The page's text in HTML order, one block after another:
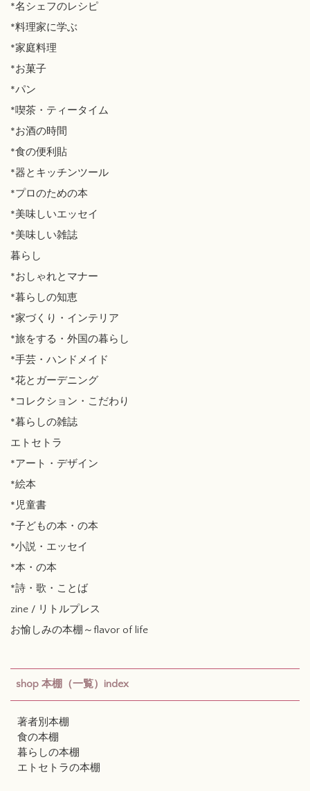
*名シェフのレシピ
*料理家に学ぶ
*家庭料理
*お菓子
*パン
*喫茶・ティータイム
*お酒の時間
*食の便利貼
*器とキッチンツール
*プロのための本
*美味しいエッセイ
*美味しい雑誌
暮らし
*おしゃれとマナー
*暮らしの知恵
*家づくり・インテリア
*旅をする・外国の暮らし
*手芸・ハンドメイド
*花とガーデニング
*コレクション・こだわり
*暮らしの雑誌
エトセトラ
*アート・デザイン
*絵本
*児童書
*子どもの本・の本
*小説・エッセイ
*本・の本
*詩・歌・ことば
zine / リトルプレス
お愉しみの本棚～flavor of life
shop 本棚（一覧）index
著者別本棚
食の本棚
暮らしの本棚
エトセトラの本棚